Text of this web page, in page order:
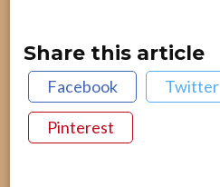
Share this article
Facebook Twitter
Pinterest